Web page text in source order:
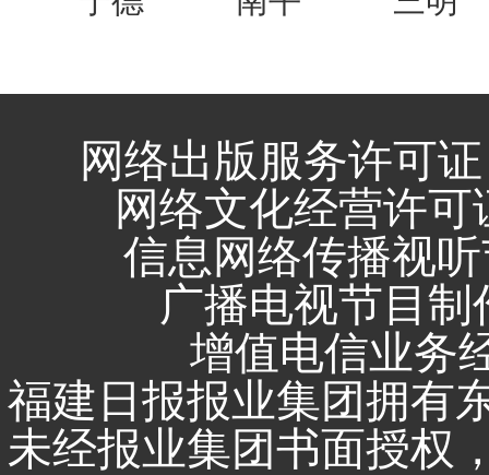
网络出版服务许可
网络文化经营许可
信息网络传播视
广播电视节目
增值电信业务
福建日报报业集团拥有
未经报业集团书面授权